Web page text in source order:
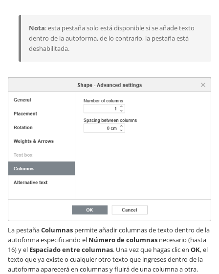
Nota: esta pestaña solo está disponible si se añade texto
dentro de la autoforma, de lo contrario, la pestaña está
deshabilitada.
La pestañaColumnas permite añadir columnas de texto dentro de la
autoforma especificando el Número de columnas necesario (hasta
16) y el Espaciado entre columnas. Una vez que hagas clic en OK, el
texto que ya existe o cualquier otro texto que ingreses dentro de la
autoforma aparecerá en columnas y fluirá de una columna a otra.